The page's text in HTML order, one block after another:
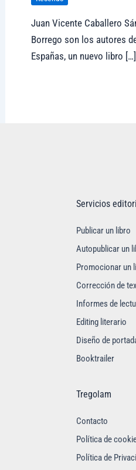
Juan Vicente Caballero
Borrego son los autores
Españas, un nuevo libro […]
Servicios
Publicar un libro
Autopublicar un
Promocionar un
Corrección de
Informes de
Editing literario
Diseño de
Booktrailer
Tregolam
Contacto
Política de
Política de